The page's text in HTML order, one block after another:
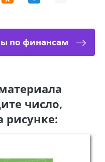
по финансам
число,
рисунке: